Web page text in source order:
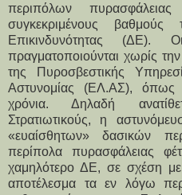
περιπόλων
συγκεκριμένους
Επικινδυνότητας (ΔΕ).
πραγματοποιούνται χωρίς
της Πυροσβεστικής
Αστυνομίας (ΕΛ.ΑΣ), όπως
χρόνια. Δηλαδή
Στρατιωτικούς, η
«ευαίσθητων» δασικών
περίπολα πυρασφάλειας
χαμηλότερο ΔΕ, σε σχέση
αποτέλεσμα τα εν λόγω